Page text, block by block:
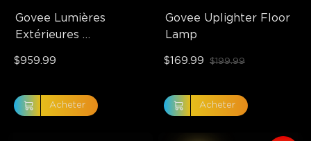
Govee Lumières
Extérieures
$959.99
Acheter
Govee Uplighter Floor
Lamp
$169.99 $199.99
Acheter